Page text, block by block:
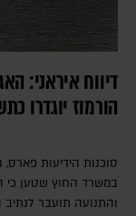
דיווח איראני:
הורמוז יוגדרו
סוכנות הידיעות
במשרד החוץ שטען כי
והתנועה תועבר לנתיב